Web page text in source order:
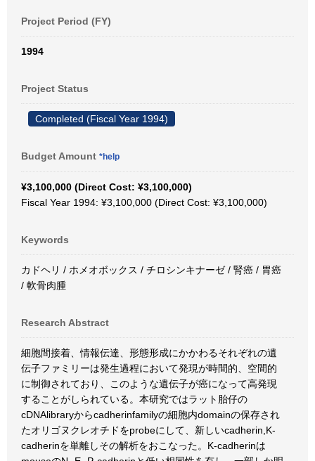
Project Period (FY)
1994
Project Status
Completed (Fiscal Year 1994)
Budget Amount *help
¥3,100,000 (Direct Cost: ¥3,100,000)
Fiscal Year 1994: ¥3,100,000 (Direct Cost: ¥3,100,000)
Keywords
カドヘリ / ホメオボックス / チロシンキナーゼ / 腎癌 / 胃癌
/ 軟骨肉腫
Research Abstract
細胞間接着、情報伝達、形態形成にかかわるそれぞれの遺
伝子ファミリーは発生過程において発現が時間的、空間的
に制御されており、このような遺伝子が癌になって高発現
することがしられている。本研究ではラット胎仔の
cDNAlibraryからcadherinfamilyの細胞内domainの保存され
たオリゴヌクレオチドをprobeにして、新しいcadherin,K-
cadherinを単離しその解析をおこなった。K-cadherinは